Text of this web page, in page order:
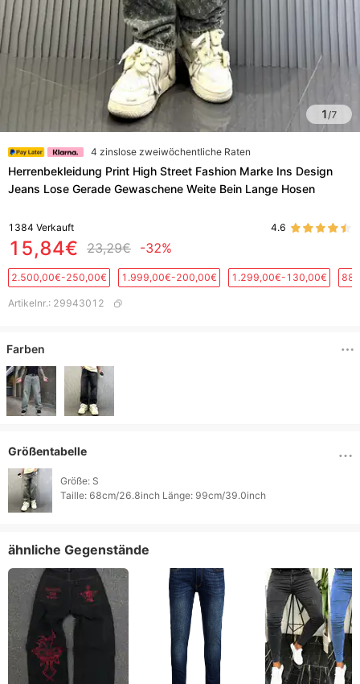
1/7
4 zinslose zweiwöchentliche Raten
Herrenbekleidung Print High Street Fashion Marke Ins Design
Jeans Lose Gerade Gewaschene Weite Bein Lange Hosen
1384 Verkauft 4.6
15,84€ 23,29€ -32%
2.500,00€-250,00€ 1.999,00€-200,00€ 1.299,00€-130,00€
Artikelnr.: 29943012
Farben
Größentabelle
Größe: S
ähnliche Gegenstände